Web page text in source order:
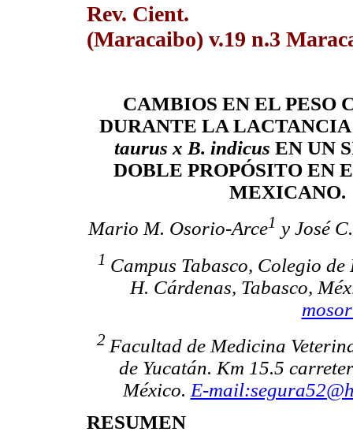
Rev. Cient.
(Maracaibo) v.19 n.3
CAMBIOS EN EL PESO
DURANTE LA
taurus x B. indicus EN UN
DOBLE PROPÓSITO EN
MEXICANO.
Mario M. Osorio-Arce1 y José
1 Campus Tabasco, Colegio
H. Cárdenas, Tabasco,
2 Facultad de Medicina
de Yucatán. Km 15.5
México. E-
RESUMEN